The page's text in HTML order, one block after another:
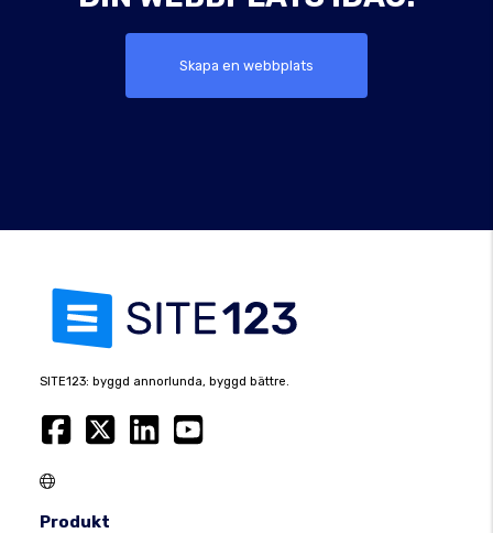
Skapa en webbplats
SITE123: byggd annorlunda, byggd bättre.
Produkt